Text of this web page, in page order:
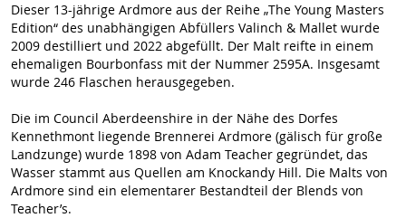
Dieser 13-jährige Ardmore aus der Reihe „The Young Masters
Edition“ des unabhängigen Abfüllers Valinch & Mallet wurde
2009 destilliert und 2022 abgefüllt. Der Malt reifte in einem
ehemaligen Bourbonfass mit der Nummer 2595A. Insgesamt
wurde 246 Flaschen herausgegeben.
Die im Council Aberdeenshire in der Nähe des Dorfes
Kennethmont liegende Brennerei Ardmore (gälisch für große
Landzunge) wurde 1898 von Adam Teacher gegründet, das
Wasser stammt aus Quellen am Knockandy Hill. Die Malts von
Ardmore sind ein elementarer Bestandteil der Blends von
Teacher’s.